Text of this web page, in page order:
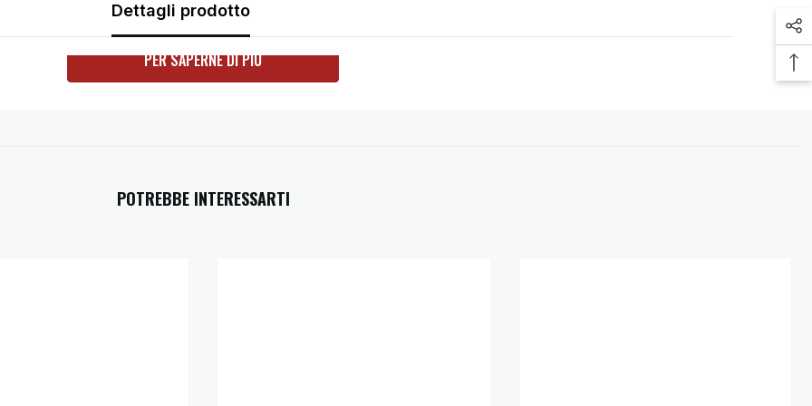
Dettagli prodotto
per coniugare stile, qualità e comfort. Oggi ancora più sicuro.
PER SAPERNE DI PIÙ
POTREBBE INTERESSARTI